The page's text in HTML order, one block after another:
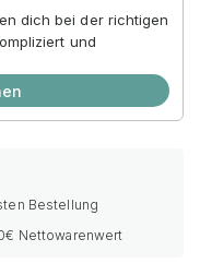
dich bei der richtigen
und
Bestellung
Nettowarenwert